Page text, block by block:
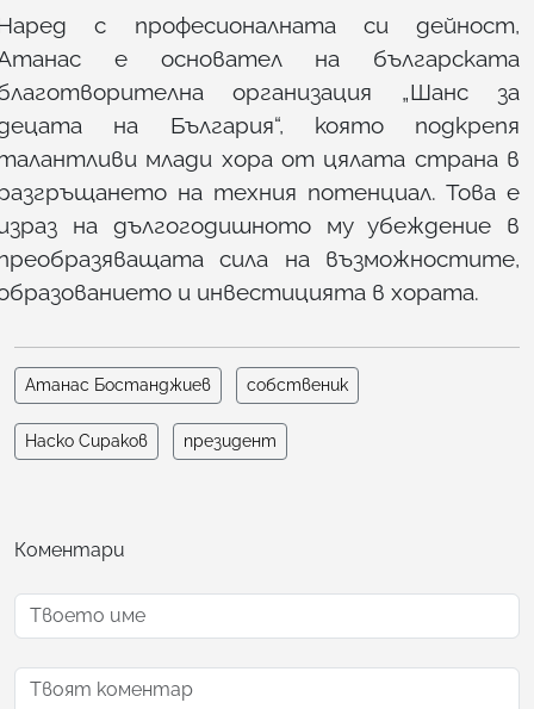
с професионалната си дейност,
е основател на българската
организация „Шанс за
на България“, която подкрепя
млади хора от цялата страна в
на техния потенциал. Това е
на дългогодишното му убеждение в
сила на възможностите,
и инвестицията в хората.
Атанас Бостанджиев собственик
Наско Сираков президент
Коментари